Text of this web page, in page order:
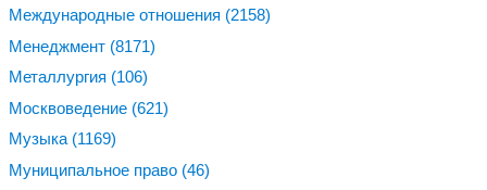
Международные отношения (2158)
Менеджмент (8171)
Металлургия (106)
Москвоведение (621)
Музыка (1169)
Муниципальное право (46)